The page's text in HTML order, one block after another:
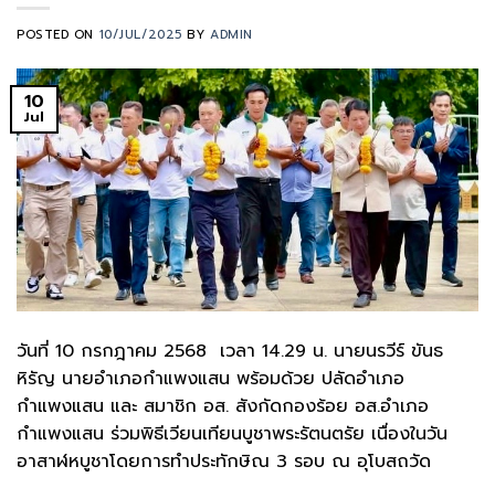
POSTED ON 10/JUL/2025 BYADMIN
10
Jul
วันที่ 10 กรกฎาคม 2568 เวลา 14.29 น. นายนรวีร์ ขันธ
หิรัญ นายอำเภอกำแพงแสน พร้อมด้วย ปลัดอำเภอ
กำแพงแสน และ สมาชิก อส. สังกัดกองร้อย อส.อำเภอ
กำแพงแสน ร่วมพิธีเวียนเทียนบูชาพระรัตนตรัย เนื่องในวัน
อาสาฬหบูชาโดยการทำประทักษิณ 3 รอบ ณ อุโบสถวัด